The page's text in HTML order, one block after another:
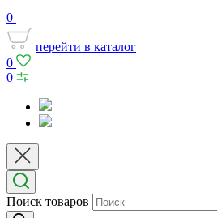
0
перейти в каталог
0
0
Поиск товаров